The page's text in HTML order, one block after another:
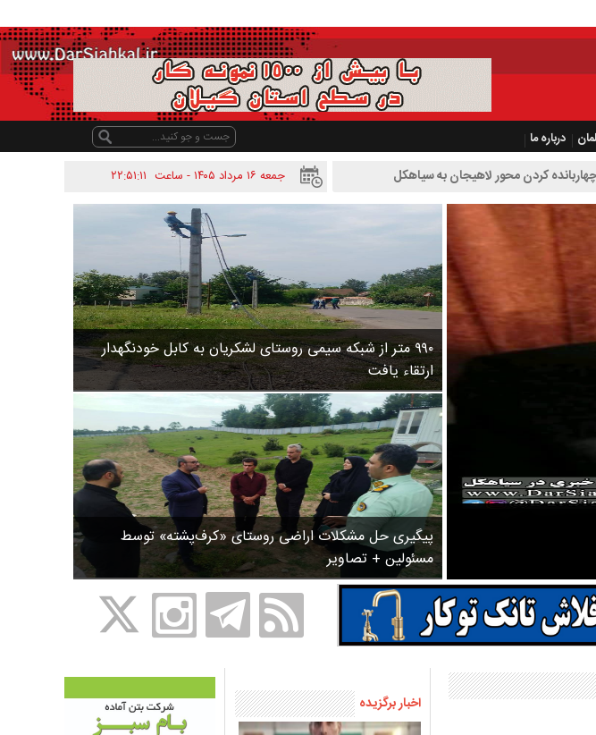
درباره ما
جمعه ۱۶ مرداد ۱۴۰۵ - ساعت
۲۲:۵۱:۱۱ لاهیجان به سیاهکل
۹۹۰ متر از شبکه سیمی روستای لشکریان به کابل خودنگهدار
ارتقاء یافت
پیگیری حل مشکلات اراضی روستای «کرف‌پشته» توسط
مسئولین + تصاویر
سال خدمت خود، علاوه بر تدریس در کلاس اول، معلم نهضت
اخبار برگزیده